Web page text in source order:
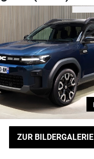
ZUR BILDERGALERIE